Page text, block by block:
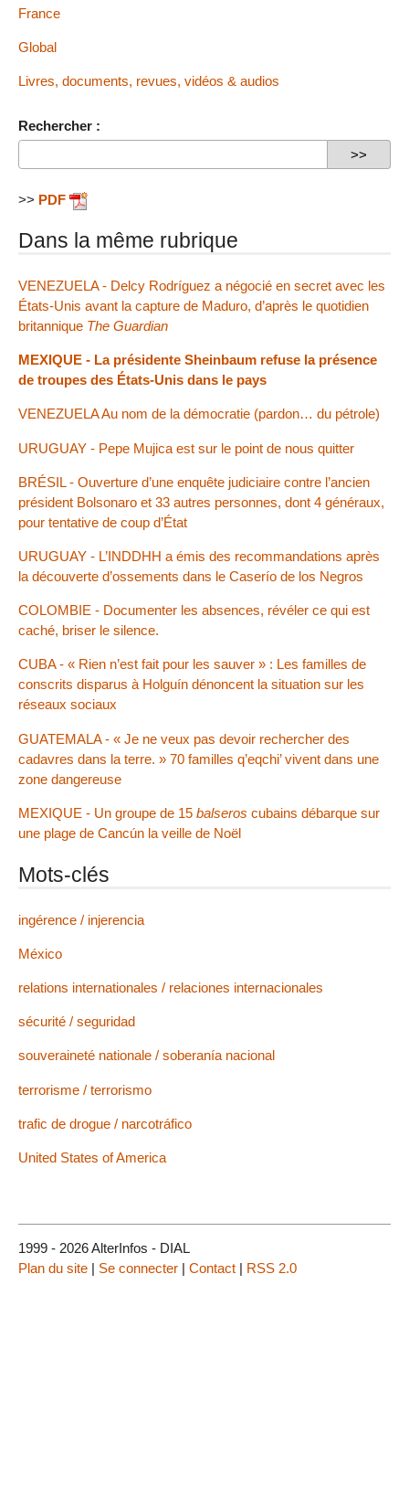
France
Global
Livres, documents, revues, vidéos & audios
Rechercher :
>> PDF
Dans la même rubrique
VENEZUELA - Delcy Rodríguez a négocié en secret avec les
États-Unis avant la capture de Maduro, d’après le quotidien
britannique The Guardian
MEXIQUE - La présidente Sheinbaum refuse la présence
de troupes des États-Unis dans le pays
VENEZUELA Au nom de la démocratie (pardon… du pétrole)
URUGUAY - Pepe Mujica est sur le point de nous quitter
BRÉSIL - Ouverture d’une enquête judiciaire contre l’ancien
président Bolsonaro et 33 autres personnes, dont 4 généraux,
pour tentative de coup d’État
URUGUAY - L’INDDHH a émis des recommandations après
la découverte d’ossements dans le Caserío de los Negros
COLOMBIE - Documenter les absences, révéler ce qui est
caché, briser le silence.
CUBA - « Rien n’est fait pour les sauver » : Les familles de
conscrits disparus à Holguín dénoncent la situation sur les
réseaux sociaux
GUATEMALA - « Je ne veux pas devoir rechercher des
cadavres dans la terre. » 70 familles q’eqchi’ vivent dans une
zone dangereuse
MEXIQUE - Un groupe de 15 balseros cubains débarque sur
une plage de Cancún la veille de Noël
Mots-clés
ingérence / injerencia
México
relations internationales / relaciones internacionales
sécurité / seguridad
souveraineté nationale / soberanía nacional
terrorisme / terrorismo
trafic de drogue / narcotráfico
United States of America
1999 - 2026 AlterInfos - DIAL
Plan du site | Se connecter | Contact | RSS 2.0